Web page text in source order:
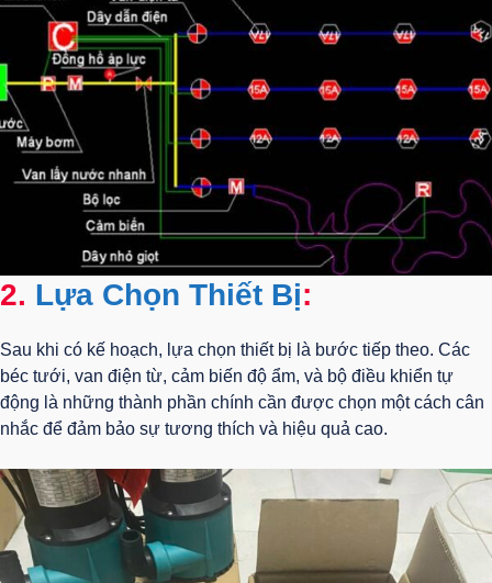
2. Lựa Chọn Thiết Bị:
Sau khi có kế hoạch, lựa chọn thiết bị là bước tiếp theo. Các
béc tưới, van điện từ, cảm biến độ ẩm, và bộ điều khiển tự
động là những thành phần chính cần được chọn một cách cân
nhắc để đảm bảo sự tương thích và hiệu quả cao.